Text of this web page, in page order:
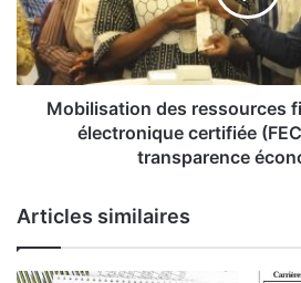
l
s
d
e
s
t
i
s
a
t
s
r
e
Mobilisation des ressources
électronique certifiée
transparence
Articles similaires